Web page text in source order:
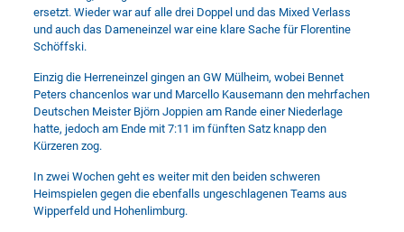
ersetzt. Wieder war auf alle drei Doppel und das Mixed Verlass
und auch das Dameneinzel war eine klare Sache für Florentine
Schöffski.
Einzig die Herreneinzel gingen an GW Mülheim, wobei Bennet
Peters chancenlos war und Marcello Kausemann den mehrfachen
Deutschen Meister Björn Joppien am Rande einer Niederlage
hatte, jedoch am Ende mit 7:11 im fünften Satz knapp den
Kürzeren zog.
In zwei Wochen geht es weiter mit den beiden schweren
Heimspielen gegen die ebenfalls ungeschlagenen Teams aus
Wipperfeld und Hohenlimburg.